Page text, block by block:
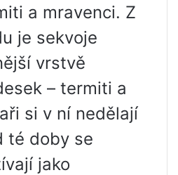
a mravenci. Z
je sekvoje
vrstvě
– termiti a
si v ní nedělají
té doby se
jako